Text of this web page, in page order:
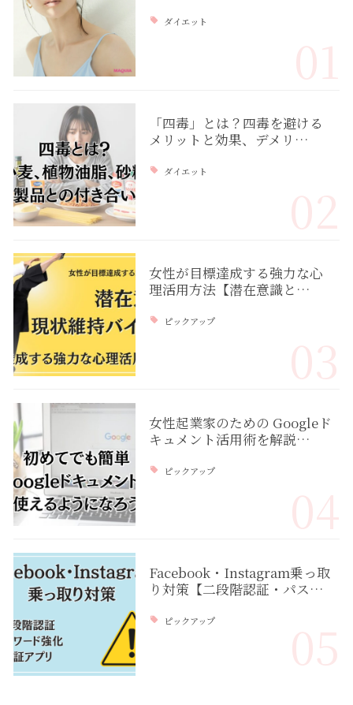
ダイエット
01
「四毒」とは？四毒を避ける
メリットと効果、デメリ…
ダイエット
02
女性が目標達成する強力な心
理活用方法【潜在意識と…
ピックアップ
03
女性起業家のための Googleド
キュメント活用術を解説…
ピックアップ
04
Facebook・Instagram乗っ取
り対策【二段階認証・パス…
ピックアップ 05